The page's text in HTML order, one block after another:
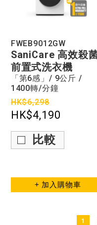
FWEB9012GW
SaniCare 高效殺
前置式洗衣機
「第6感」/ 9公斤 /
1400轉/分鐘
HK$6,298
HK$4,190
比較
+ 加入購物車
頁您閱
1